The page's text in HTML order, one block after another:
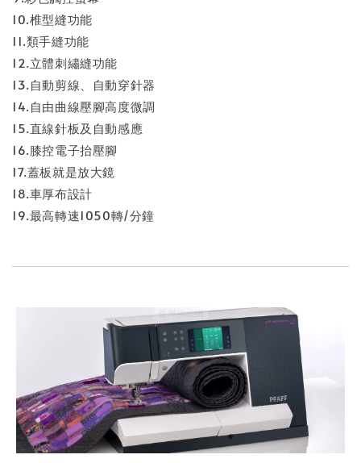
10.椎型縫功能
11.類手縫功能
12.立體刺繡縫功能
13.自動剪線、自動穿針器
14.自由曲線壓腳高度微調
15.直線針板及自動感應
16.膝控電子抬壓腳
17.蓋板就是放大鏡
18.車厚布設計
19.最高轉速1050轉/分鐘